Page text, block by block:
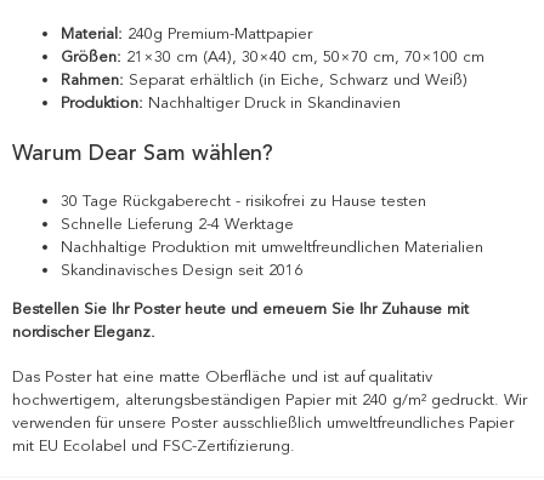
Material: 240g Premium-Mattpapier
Größen: 21×30 cm (A4), 30×40 cm, 50×70 cm, 70×100 cm
Rahmen: Separat erhältlich (in Eiche, Schwarz und Weiß)
Produktion: Nachhaltiger Druck in Skandinavien
Warum Dear Sam wählen?
30 Tage Rückgaberecht - risikofrei zu Hause testen
Schnelle Lieferung 2-4 Werktage
Nachhaltige Produktion mit umweltfreundlichen Materialien
Skandinavisches Design seit 2016
Bestellen Sie Ihr Poster heute und erneuern Sie Ihr Zuhause mit
nordischer Eleganz.
Das Poster hat eine matte Oberfläche und ist auf qualitativ
hochwertigem, alterungsbeständigen Papier mit 240 g/m² gedruckt. Wir
verwenden für unsere Poster ausschließlich umweltfreundliches Papier
mit EU Ecolabel und FSC-Zertifizierung.